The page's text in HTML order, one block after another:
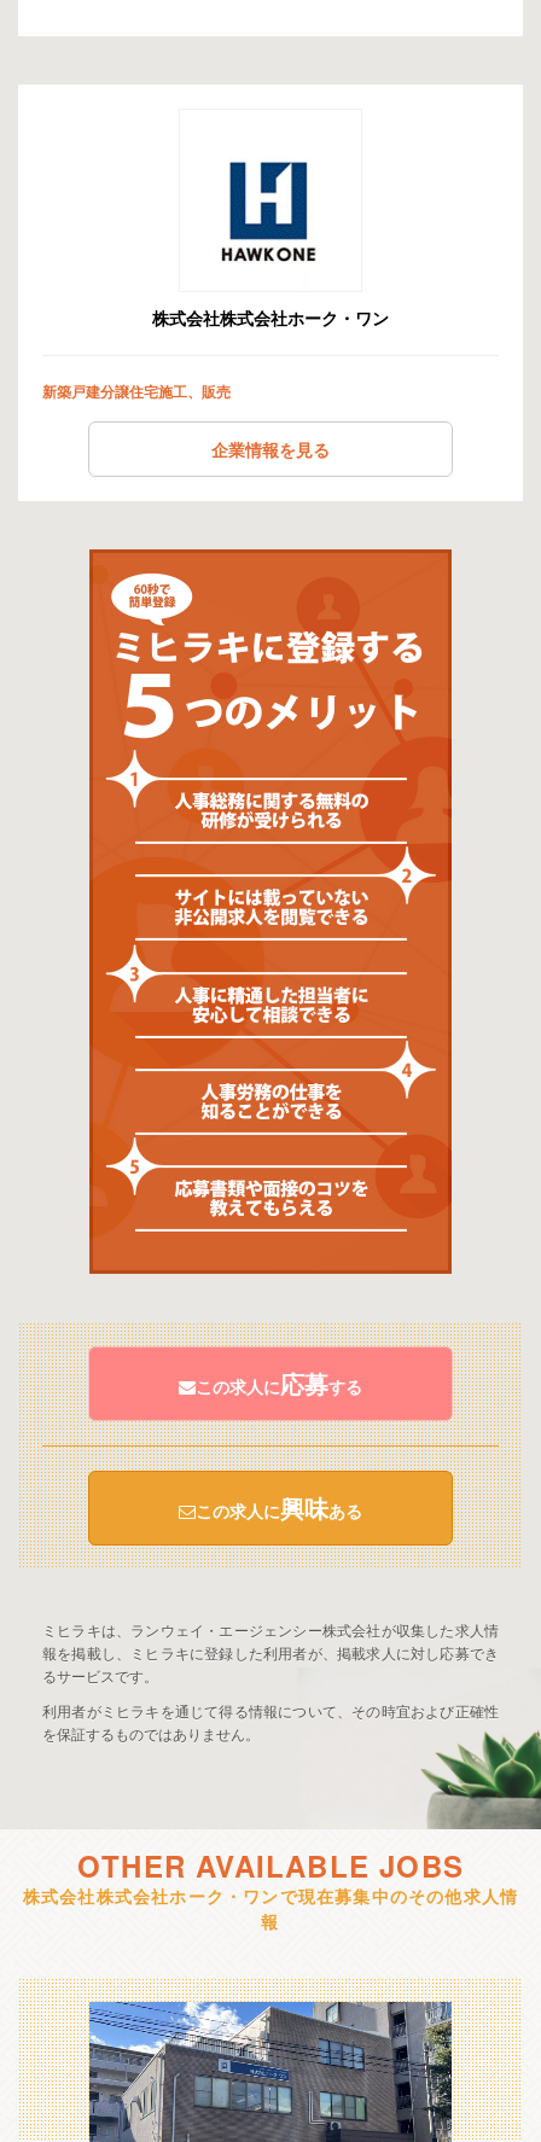
株式会社株式会社ホーク・ワン
新築戸建分譲住宅施工、販売
企業情報を見る
この求人に応募する
この求人に興味ある
ミヒラキは、ランウェイ・エージェンシー株式会社が収集した求人情
報を掲載し、ミヒラキに登録した利用者が、掲載求人に対し応募でき
るサービスです。
利用者がミヒラキを通じて得る情報について、その時宜および正確性
を保証するものではありません。
OTHER AVAILABLE JOBS
株式会社株式会社ホーク・ワンで現在募集中のその他求人情
報